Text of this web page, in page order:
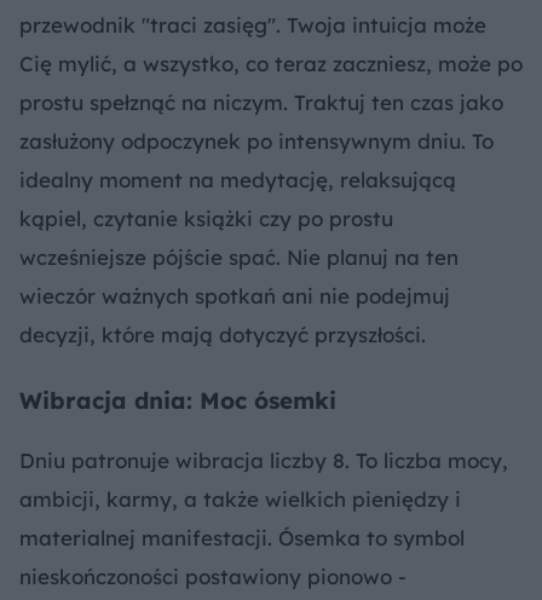
przewodnik "traci zasięg". Twoja intuicja może
Cię mylić, a wszystko, co teraz zaczniesz, może po
prostu spełznąć na niczym. Traktuj ten czas jako
zasłużony odpoczynek po intensywnym dniu. To
idealny moment na medytację, relaksującą
kąpiel, czytanie książki czy po prostu
wcześniejsze pójście spać. Nie planuj na ten
wieczór ważnych spotkań ani nie podejmuj
decyzji, które mają dotyczyć przyszłości.
Wibracja dnia: Moc ósemki
Dniu patronuje wibracja liczby 8. To liczba mocy,
ambicji, karmy, a także wielkich pieniędzy i
materialnej manifestacji. Ósemka to symbol
nieskończoności postawiony pionowo -